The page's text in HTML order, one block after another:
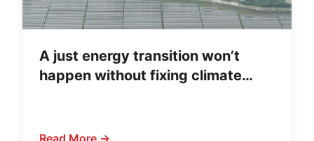
A just energy transition won’t
happen without fixing climate
Read More →